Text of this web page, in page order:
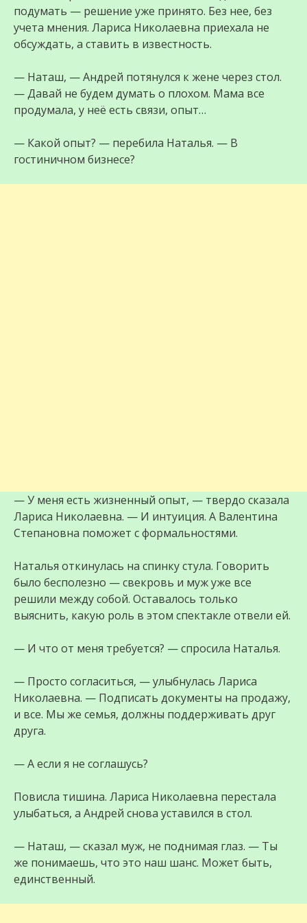
подумать — решение уже принято. Без нее, без
учета мнения. Лариса Николаевна приехала не
обсуждать, а ставить в известность.
— Наташ, — Андрей потянулся к жене через стол.
— Давай не будем думать о плохом. Мама все
продумала, у неё есть связи, опыт…
— Какой опыт? — перебила Наталья. — В
гостиничном бизнесе?
— У меня есть жизненный опыт, — твердо сказала
Лариса Николаевна. — И интуиция. А Валентина
Степановна поможет с формальностями.
Наталья откинулась на спинку стула. Говорить
было бесполезно — свекровь и муж уже все
решили между собой. Оставалось только
выяснить, какую роль в этом спектакле отвели ей.
— И что от меня требуется? — спросила Наталья.
— Просто согласиться, — улыбнулась Лариса
Николаевна. — Подписать документы на продажу,
и все. Мы же семья, должны поддерживать друг
друга.
— А если я не соглашусь?
Повисла тишина. Лариса Николаевна перестала
улыбаться, а Андрей снова уставился в стол.
— Наташ, — сказал муж, не поднимая глаз. — Ты
же понимаешь, что это наш шанс. Может быть,
единственный.